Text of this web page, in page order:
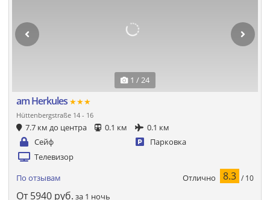
1 / 24
am Herkules ★★★
Hüttenbergstraße 14 - 16
7.7 км до центра 0.1 км
0.1 км
Сейф
Парковка
Телевизор
По отзывам Отлично 8.3 / 10
От 5940 руб. за 1 ночь